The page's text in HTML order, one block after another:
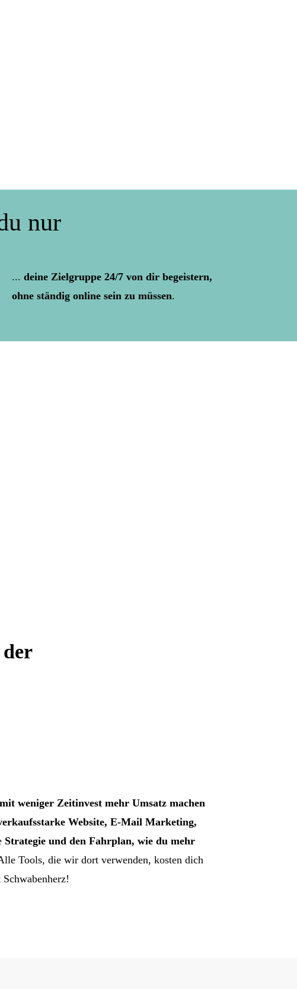
nur
... deine Zielgruppe 24/7 von dir begeistern,
ohne ständig online sein zu müssen.
mit weniger Zeitinvest mehr Umsatz machen
Website, E-Mail Marketing,
Strategie und den Fahrplan, wie du mehr
Tools, die wir dort verwenden, kosten dich